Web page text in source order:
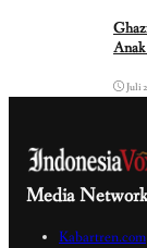
Juli
Media Network
Kabartren.com